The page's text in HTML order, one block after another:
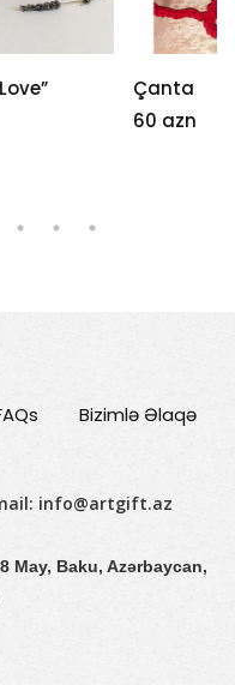
Çanta
60 azn
Bizimlə Əlaqə
info@artgift.az
May, Baku, Azərbaycan,